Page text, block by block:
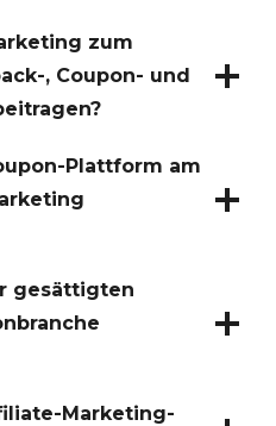
zum
, Coupon- und
Plattform am
gesättigten
Marketing-